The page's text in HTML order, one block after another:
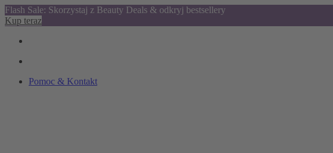
Flash Sale: Skorzystaj z Beauty Deals & odkryj bestsellery
Kup teraz
Pomoc & Kontakt